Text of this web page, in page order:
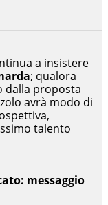
messaggio
a insistere
; qualora
dalla proposta
avrà modo di
talento